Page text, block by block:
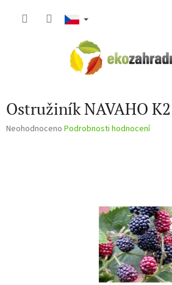
Ostružiník NAVAHO K2
Průměrné
Neohodnoceno Podrobnosti hodnocení